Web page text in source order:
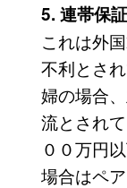
5. 連帯保証
これは外
不利とさ
婦の場合
流とされ
００万円
場合はペ